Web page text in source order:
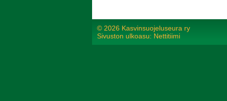
© 2026 Kasvinsuojeluseura ry
Sivuston ulkoasu: Nettitiimi